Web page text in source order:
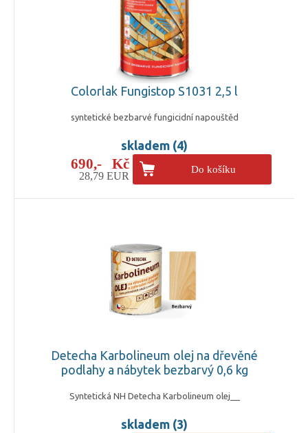
Colorlak Fungistop S1031 2,5 l
syntetické bezbarvé fungicidní napouštěd
skladem (4)
690,- Kč
28,79 EUR
Do košíku
Detecha Karbolineum olej na dřevěné
podlahy a nábytek bezbarvý 0,6 kg
Syntetická NH Detecha Karbolineum olej__
skladem (3)